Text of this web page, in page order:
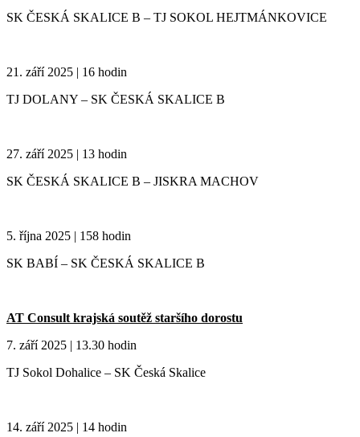
SK ČESKÁ SKALICE B – TJ SOKOL HEJTMÁNKOVICE
21. září 2025 | 16 hodin
TJ DOLANY – SK ČESKÁ SKALICE B
27. září 2025 | 13 hodin
SK ČESKÁ SKALICE B – JISKRA MACHOV
5. října 2025 | 158 hodin
SK BABÍ – SK ČESKÁ SKALICE B
AT Consult krajská soutěž staršího dorostu
7. září 2025 | 13.30 hodin
TJ Sokol Dohalice – SK Česká Skalice
14. září 2025 | 14 hodin